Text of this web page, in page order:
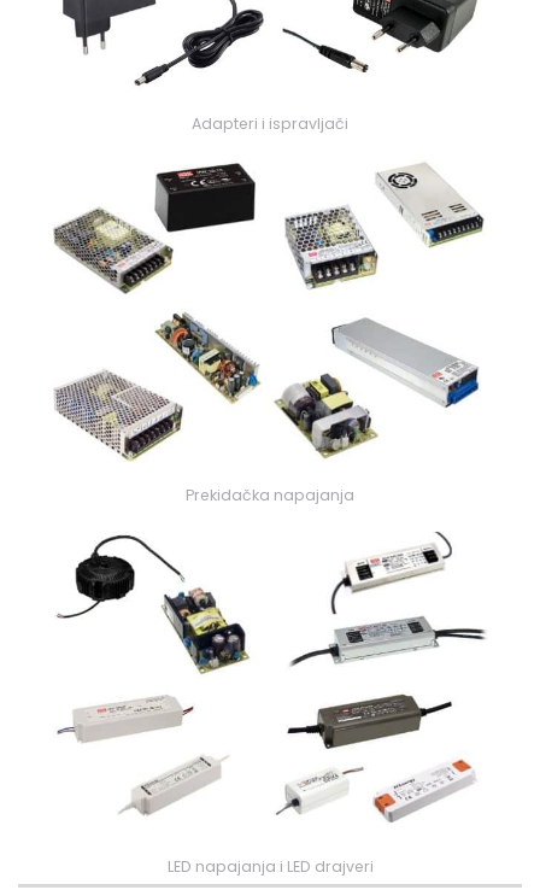
Adapteri i ispravljači
Prekidačka napajanja
LED napajanja i LED drajveri